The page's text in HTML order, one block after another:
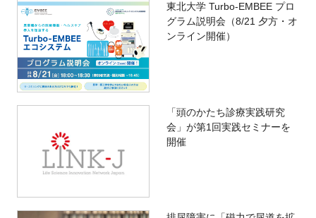
東北大学 Turbo-EMBEE プロ
グラム説明会（8/21 夕方・オ
ンライン開催）
「頭のかたち診療実践研究
会」が第1回実践セミナーを
開催